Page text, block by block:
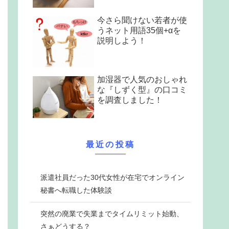
今さら聞けない若者が使
うネット用語35個+αを
説明しよう！
加湿器で人気のおしゃれ
な『しずく型』の口コミ
を調査しました！
最近の投稿
派遣社員だった30代女性が在宅でオンライン
秘書へ転職した体験談
突然の廃業で失業までタイムリミット始動、
さぁどうする？